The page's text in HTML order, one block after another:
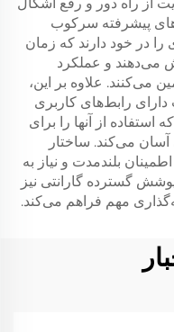
پیشرفته سرکوب
در خود دارند که زمان
می‌دهند و عملکرد
می‌کنند. علاوه بر این،
رابط‌های کاربری
از آنها را برای
می‌کند. ساختار
بلندمدت و نیاز به
گسترده گارانتی نیز
مهم فراهم می‌کند.